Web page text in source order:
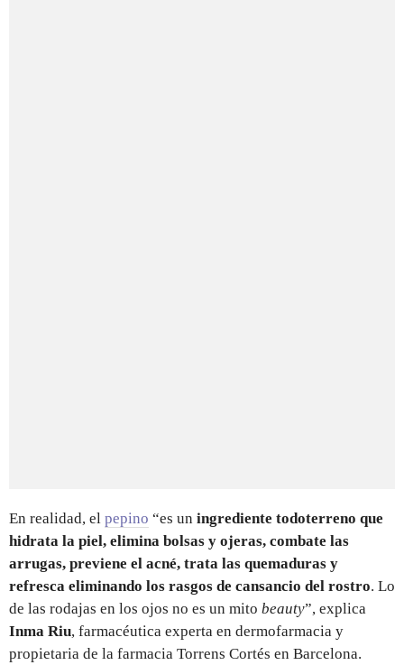
En realidad, el pepino “es un ingrediente todoterreno que
hidrata la piel, elimina bolsas y ojeras, combate las
arrugas, previene el acné, trata las quemaduras y
refresca eliminando los rasgos de cansancio del rostro. Lo
de las rodajas en los ojos no es un mito beauty”, explica
Inma Riu, farmacéutica experta en dermofarmacia y
propietaria de la farmacia Torrens Cortés en Barcelona.